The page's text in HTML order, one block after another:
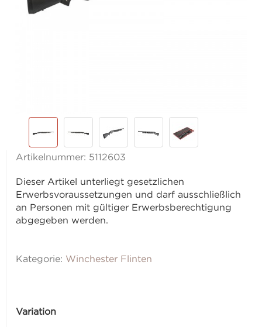
Artikelnummer: 5112603
Dieser Artikel unterliegt gesetzlichen
Erwerbsvoraussetzungen und darf ausschließlich
an Personen mit gültiger Erwerbsberechtigung
abgegeben werden.
Kategorie: Winchester Flinten
Variation